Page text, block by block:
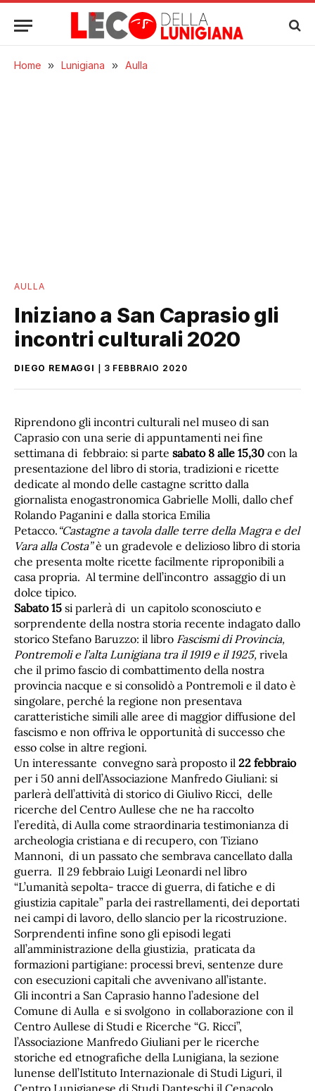
Home » Lunigiana » Aulla
AULLA
Iniziano a San Caprasio gli
incontri culturali 2020
DIEGO REMAGGI 3 FEBBRAIO 2020
Riprendono gli incontri culturali nel museo di san
Caprasio con una serie di appuntamenti nei fine
settimana di febbraio: si parte sabato 8 alle 15,30 con la
presentazione del libro di storia, tradizioni e ricette
dedicate al mondo delle castagne scritto dalla
giornalista enogastronomica Gabrielle Molli, dallo chef
Rolando Paganini e dalla storica Emilia
Petacco. “Castagne a tavola dalle terre della Magra e del
Vara alla Costa”è un gradevole e delizioso libro di storia
che presenta molte ricette facilmente riproponibili a
casa propria. Al termine dell’incontro assaggio di un
dolce tipico.
Sabato 15 si parlerà di un capitolo sconosciuto e
sorprendente della nostra storia recente indagato dallo
storico Stefano Baruzzo: il libro Fascismi di Provincia,
Pontremoli e l’alta Lunigiana tra il 1919 e il 1925, rivela
che il primo fascio di combattimento della nostra
provincia nacque e si consolidò a Pontremoli e il dato è
singolare, perché la regione non presentava
caratteristiche simili alle aree di maggior diffusione del
fascismo e non offriva le opportunità di successo che
esso colse in altre regioni.
Un interessante convegno sarà proposto il 22 febbraio
per i 50 anni dell’Associazione Manfredo Giuliani: si
parlerà dell’attività di storico di Giulivo Ricci, delle
ricerche del Centro Aullese che ne ha raccolto
l’eredità, di Aulla come straordinaria testimonianza di
archeologia cristiana e di recupero, con Tiziano
Mannoni, di un passato che sembrava cancellato dalla
guerra. Il 29 febbraio Luigi Leonardi nel libro
“L’umanità sepolta- tracce di guerra, di fatiche e di
giustizia capitale” parla dei rastrellamenti, dei deportati
nei campi di lavoro, dello slancio per la ricostruzione.
Sorprendenti infine sono gli episodi legati
all’amministrazione della giustizia, praticata da
formazioni partigiane: processi brevi, sentenze dure
con esecuzioni capitali che avvenivano all’istante.
Gli incontri a San Caprasio hanno l’adesione del
Comune di Aulla e si svolgono in collaborazione con il
Centro Aullese di Studi e Ricerche “G. Ricci”,
l’Associazione Manfredo Giuliani per le ricerche
storiche ed etnografiche della Lunigiana, la sezione
lunense dell’Istituto Internazionale di Studi Liguri, il
Centro Lunigianese di Studi Danteschi,il Cenacolo